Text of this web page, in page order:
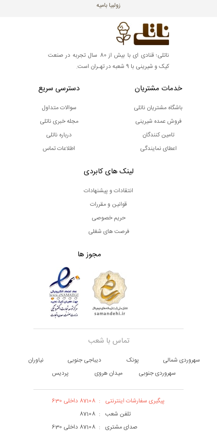
زولبیا بامیه
ناتلی؛ قنادی ای با بیش از 80 سال تجربه در صنعت
کیک و شیرینی با 9 شعبه در تهـران است.
خدمات مشتریان
باشگاه مشتریان ناتلی
فروش عمده شیرینی
تامین کنندگان
اعطای نمایندگی
دسترسی سریع
سوالات متداول
مجله خبری ناتلی
درباره ناتلی
اطلاعات تماس
لینک های کابردی
انتقادات و پیشنهادات
قوانین و مقررات
حریم خصوصی
فرصت های شغلی
مجوز ها
تماس با شعب
سهروردی شمالی پونک دیباجی جنوبی
نیاوران
سهروردی جنوبی
میدان هروی پردیس
پیگیری سفارشات اینترنتی : 87108 داخلی 630
تلفن شعب :
87108
صدای مشتری : 87108 داخلی 630